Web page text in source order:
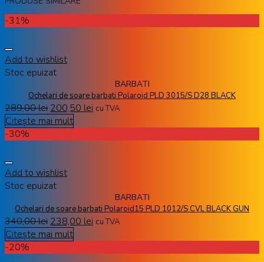
-31%
Add to wishlist
Stoc epuizat
BARBATI
Ochelari de soare barbati Polaroid PLD 3015/S D28 BLACK
289,00lei 200,50 lei cu TVA
Citește mai mult
-30%
Add to wishlist
Stoc epuizat
BARBATI
Ochelari de soare barbati Polaroid15 PLD 1012/S CVL BLACK GUN
340,00lei 238,00 lei cu TVA
Citește mai mult
-20%